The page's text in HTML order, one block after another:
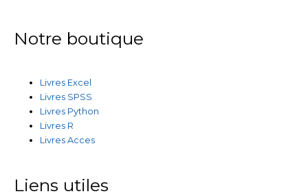
Notre boutique
Livres Excel
Livres SPSS
Livres Python
Livres R
Livres Acces
Liens utiles